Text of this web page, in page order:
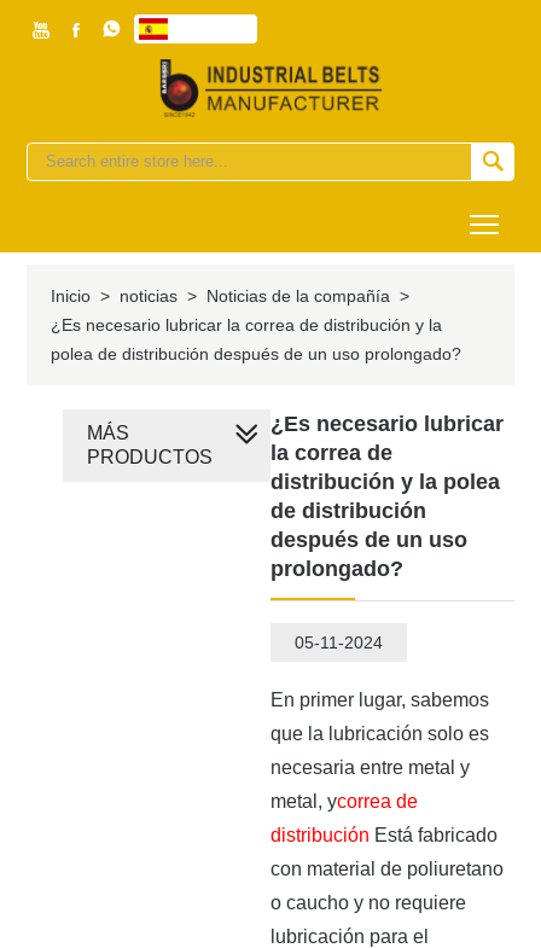
  

Inicio > noticias > Noticias de la compañía >
¿Es necesario lubricar la correa de distribución y la
polea de distribución después de un uso prolongado?
¿Es necesario lubricar
la correa de
distribución y la polea
de distribución
después de un uso
prolongado?
05-11-2024
En primer lugar, sabemos
que la lubricación solo es
necesaria entre metal y
metal, ycorrea de
distribución Está fabricado
con material de poliuretano
o caucho y no requiere
lubricación para el
MÁS
PRODUCTOS